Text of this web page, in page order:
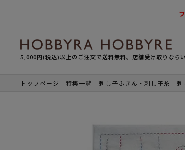
5,000円(税込)以上のご注文で送料無料。店舗受け取りなら
トップページ 特集一覧 刺し子ふきん・刺し子糸 刺